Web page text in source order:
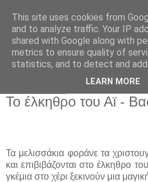
Παιδικός
Νηπιαγωγείο
Το έλκηθρο του Αϊ -
Τα μελισσάκια φοράνε τα
και επιβιβάζονται στο έλκηθρο
γκέμια στο χέρι ξεκινούν μια
This site uses cookies from
and to analyze traffic. Your IP
shared with Google along with
metrics to ensure quality of
statistics, and to detect and
LEARN MORE